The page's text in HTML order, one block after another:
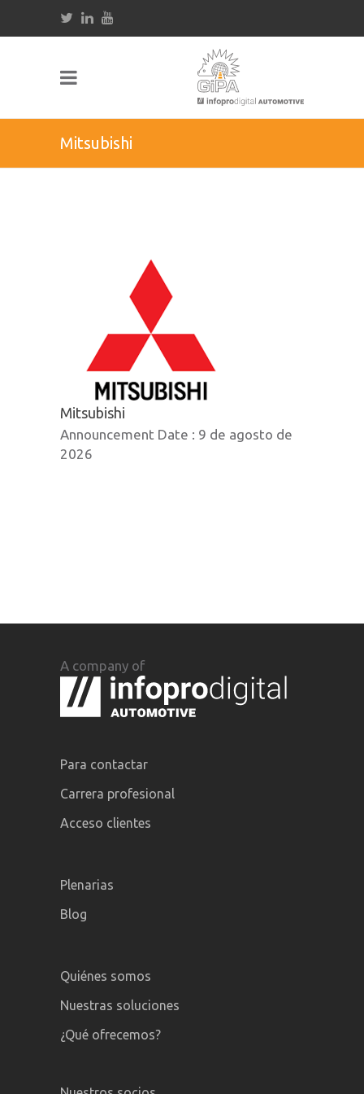
Mitsubishi
Mitsubishi
Announcement Date : 9 de agosto de
2026
A company of
Para contactar
Carrera profesional
Acceso clientes
Plenarias
Blog
Quiénes somos
Nuestras soluciones
¿Qué ofrecemos?